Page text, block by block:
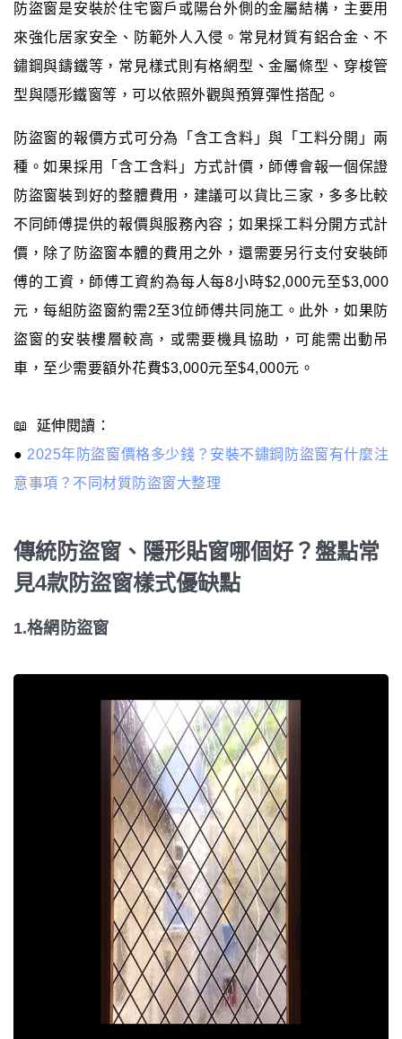
防盜窗是安裝於住宅窗戶或陽台外側的金屬結構，主要用
來強化居家安全、防範外人入侵。常見材質有鋁合金、不
鏽鋼與鑄鐵等，常見樣式則有格網型、金屬條型、穿梭管
型與隱形鐵窗等，可以依照外觀與預算彈性搭配。
防盜窗的報價方式可分為「含工含料」與「工料分開」兩
種。如果採用「含工含料」方式計價，師傅會報一個保證
防盜窗裝到好的整體費用，建議可以貨比三家，多多比較
不同師傅提供的報價與服務內容；如果採工料分開方式計
價，除了防盜窗本體的費用之外，還需要另行支付安裝師
傅的工資，師傅工資約為每人每8小時$2,000元至$3,000
元，每組防盜窗約需2至3位師傅共同施工。此外，如果防
盜窗的安裝樓層較高，或需要機具協助，可能需出動吊
車，至少需要額外花費$3,000元至$4,000元。
📖 延伸閱讀：
● 2025年防盜窗價格多少錢？安裝不鏽鋼防盜窗有什麼注
意事項？不同材質防盜窗大整理
傳統防盜窗、隱形貼窗哪個好？盤點常
見4款防盜窗樣式優缺點
1.格網防盜窗